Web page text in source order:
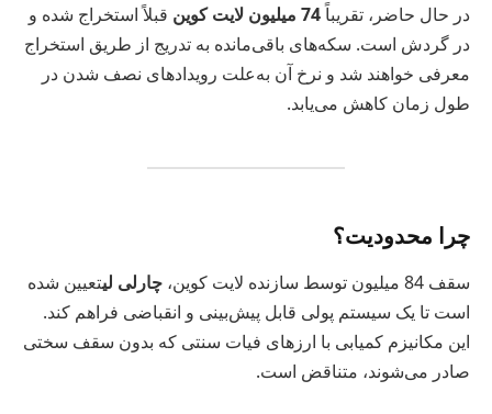
در حال حاضر، تقریباً74 میلیون لایت کوین
قبلاً استخراج شده و
در گردش است. سکه‌های باقی‌مانده به تدریج از طریق استخراج
معرفی خواهند شد و نرخ آن به‌علت رویدادهای نصف شدن در
طول زمان کاهش می‌یابد.
چرا محدودیت؟
سقف 84 میلیون توسط سازنده لایت کوین، چارلی لیتعیین شده
است تا یک سیستم پولی قابل پیش‌بینی و انقباضی فراهم کند.
این مکانیزم کمیابی با ارزهای فیات سنتی که بدون سقف سختی
صادر می‌شوند، متناقض است.